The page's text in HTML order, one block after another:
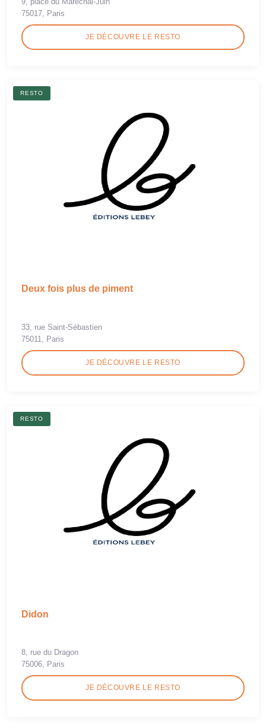
75017, Paris
JE DÉCOUVRE LE RESTO
RESTO
Deux fois plus de piment
33, rue Saint-Sébastien
75011, Paris
JE DÉCOUVRE LE RESTO
RESTO
Didon
8, rue du Dragon
75006, Paris
JE DÉCOUVRE LE RESTO